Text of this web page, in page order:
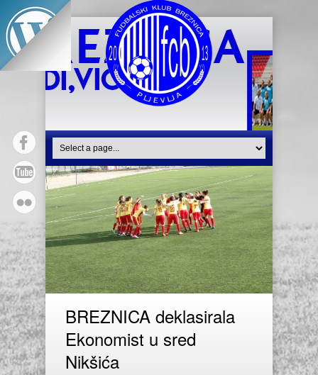
BREZNICA deklasirala
Ekonomist u sred
Nikšića